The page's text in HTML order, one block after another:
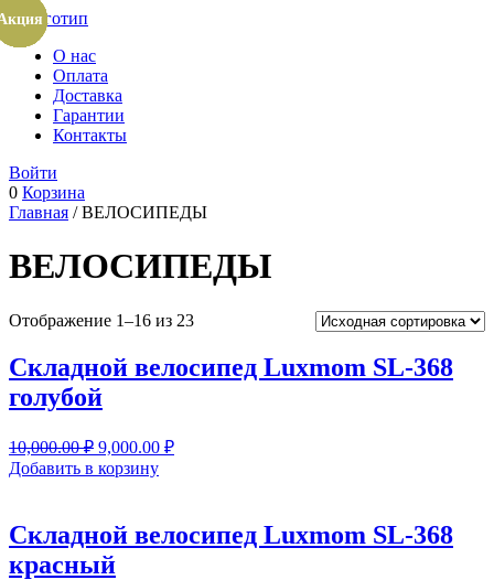
О нас
Оплата
Доставка
Гарантии
Контакты
Войти
0 Корзина
Главная / ВЕЛОСИПЕДЫ
ВЕЛОСИПЕДЫ
Отображение 1–16 из 23
Cкладной велосипед Luxmom SL-368
голубой
10,000.00₽ Первоначальная
цена
составляла
9,000.00 ₽Текущая
Добавить в корзину
Cкладной велосипед Luxmom SL-368
красный